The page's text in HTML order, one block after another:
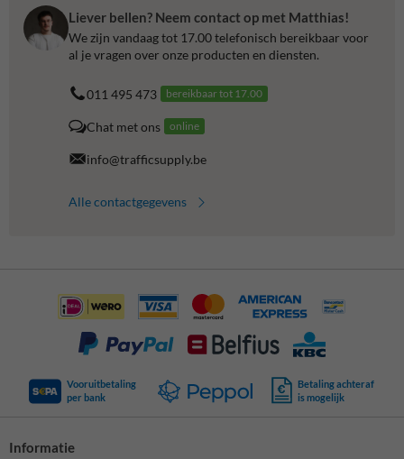
Liever bellen? Neem contact op met Matthias!
We zijn vandaag tot 17.00 telefonisch bereikbaar voor
al je vragen over onze producten en diensten.
011 495 473 bereikbaar tot 17.00
Chat met ons online
info@trafficsupply.be
Alle contactgegevens
Vooruitbetaling
per bank
Betaling achteraf
is mogelijk
Informatie